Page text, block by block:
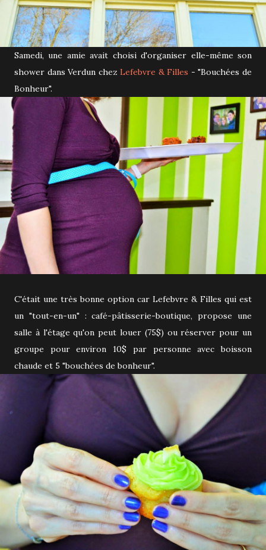
Samedi, une amie avait choisi d'organiser elle-même son
shower dans Verdun chezLefebvre & Filles - "Bouchées de
Bonheur".
C'était une très bonne option car Lefebvre & Filles qui est
un "tout-en-un" : café-pâtisserie-boutique, propose une
salle à l'étage qu'on peut louer (75$) ou réserver pour un
groupe pour environ 10$ par personne avec boisson
chaude et 5 "bouchées de bonheur".